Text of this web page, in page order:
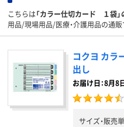
こちらは「カラー仕切カード １袋」
用品/現場用品/医療・介護用品の通販
コクヨ カラ
出し
お届け日：8月8日
サイズ・販売